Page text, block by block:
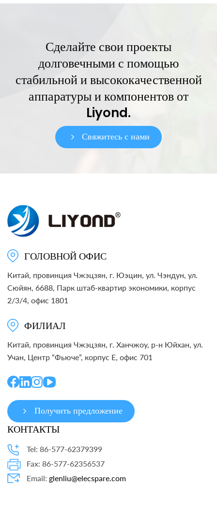
Сделайте свои проекты
долговечными с помощью
стабильной и высококачественной
аппаратуры и компонентов от
Liyond.
Свяжитесь с нами
ГОЛОВНОЙ ОФИС
Китай, провинция Чжэцзян, г. Юэцин, ул. Чэндун, ул.
Сюйян, 6688, Парк штаб-квартир экономики, корпус
2/3/4, офис 1801
ФИЛИАЛ
Китай, провинция Чжэцзян, г. Ханчжоу, р-н Юйхан, ул.
Учан, Центр “Фьюче”, корпус E, офис 701
Получить предложение
КОНТАКТЫ
Tel: 86-577-62379399
Fax: 86-577-62356537
Email: glenliu@elecspare.com